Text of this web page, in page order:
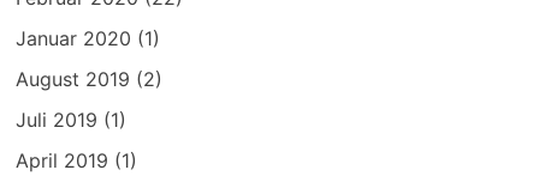
Januar 2020 (1)
August 2019 (2)
Juli 2019 (1)
April 2019 (1)